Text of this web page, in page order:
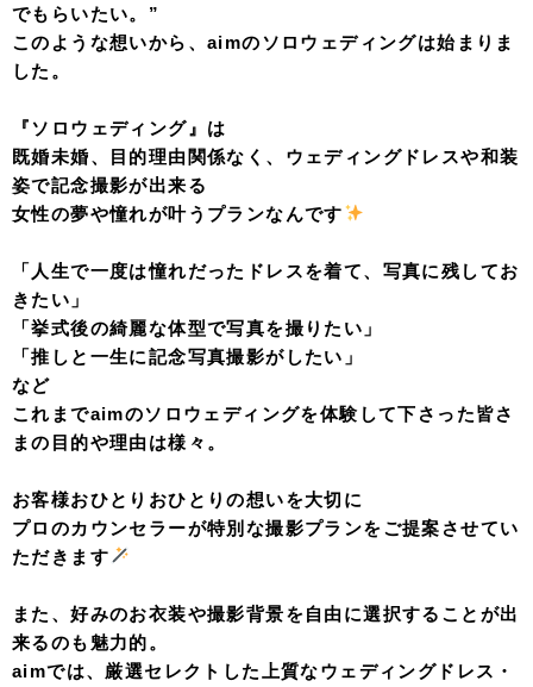
でもらいたい。”
このような想いから、aimのソロウェディングは始まりま
した。
『ソロウェディング』は
既婚未婚、目的理由関係なく、ウェディングドレスや和装
姿で記念撮影が出来る
女性の夢や憧れが叶う プランなんです
「人生で一度は憧れだったドレスを着て、写真に残してお
きたい」
「挙式後の綺麗な体型で写真を撮りたい」
「推しと一生に記念写真撮影がしたい」
など
これまでaimのソロウェディングを体験して下さった皆さ
まの目的や理由は様々。
お客様おひとりおひとりの想いを大切に
プロのカウンセラーが特別な撮影プランをご提案させてい
ただきます
また、好みのお衣装や撮影背景を自由に選択することが出
来るのも魅力的。
aimでは、厳選セレクトした上質なウェディングドレス・